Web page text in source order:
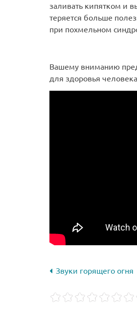
заливать кипятком и
теряется больше
при похмельном
Вашему вниманию
для здоровья
Звуки горящего огня